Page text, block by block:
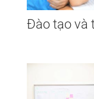
Đào tạo và